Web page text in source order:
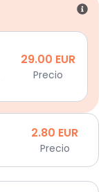
29.00 EUR
Precio
2.80 EUR
Precio